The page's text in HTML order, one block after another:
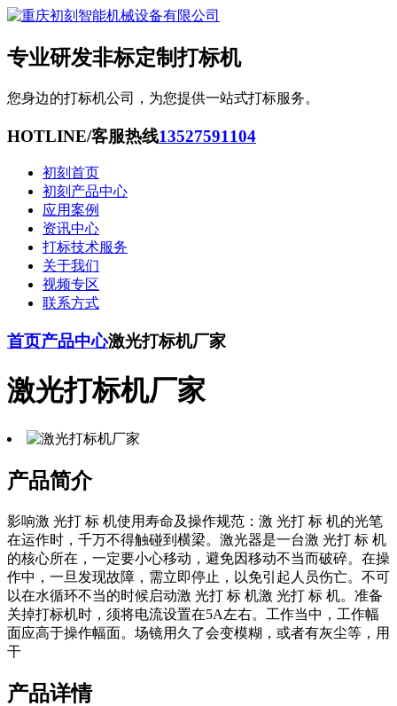
专业研发非标定制打标机
您身边的打标机公司，为您提供一站式打标服务。
HOTLINE/客服热线13527591104
初刻首页
初刻产品中心
应用案例
资讯中心
打标技术服务
关于我们
视频专区
联系方式
首页产品中心激光打标机厂家
激光打标机厂家
产品简介
影响激 光打 标 机使用寿命及操作规范：激 光打 标 机的光笔
在运作时，千万不得触碰到横梁。激光器是一台激 光打 标 机
的核心所在，一定要小心移动，避免因移动不当而破碎。在操
作中，一旦发现故障，需立即停止，以免引起人员伤亡。不可
以在水循环不当的时候启动激 光打 标 机激 光打 标 机。准备
关掉打标机时，须将电流设置在5A左右。工作当中，工作幅
面应高于操作幅面。场镜用久了会变模糊，或者有灰尘等，用
干
产品详情